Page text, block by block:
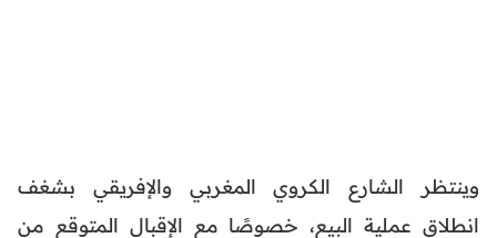
وينتظر الشارع الكروي المغربي والإفريقي بشغف
انطلاق عملية البيع، خصوصًا مع الإقبال المتوقع من